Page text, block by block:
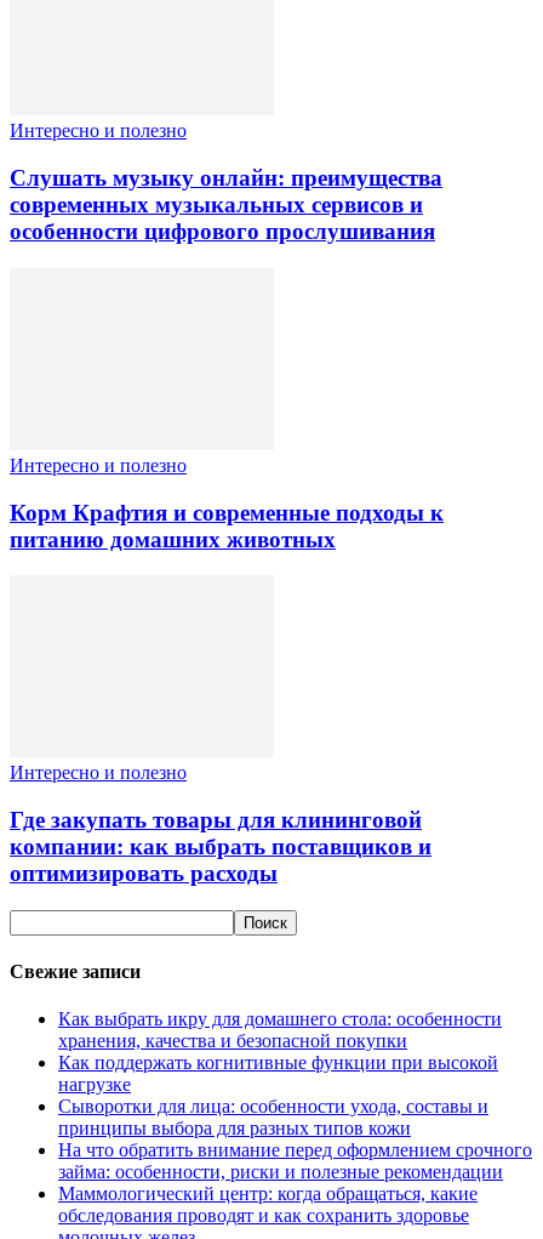
Интересно и полезно
Слушать музыку онлайн: преимущества
современных музыкальных сервисов и
особенности цифрового прослушивания
Интересно и полезно
Корм Крафтия и современные подходы к
питанию домашних животных
Интересно и полезно
Где закупать товары для клининговой
компании: как выбрать поставщиков и
оптимизировать расходы
Свежие записи
Как выбрать икру для домашнего стола: особенности
хранения, качества и безопасной покупки
Как поддержать когнитивные функции при высокой
нагрузке
Сыворотки для лица: особенности ухода, составы и
принципы выбора для разных типов кожи
На что обратить внимание перед оформлением срочного
займа: особенности, риски и полезные рекомендации
Маммологический центр: когда обращаться, какие
обследования проводят и как сохранить здоровье